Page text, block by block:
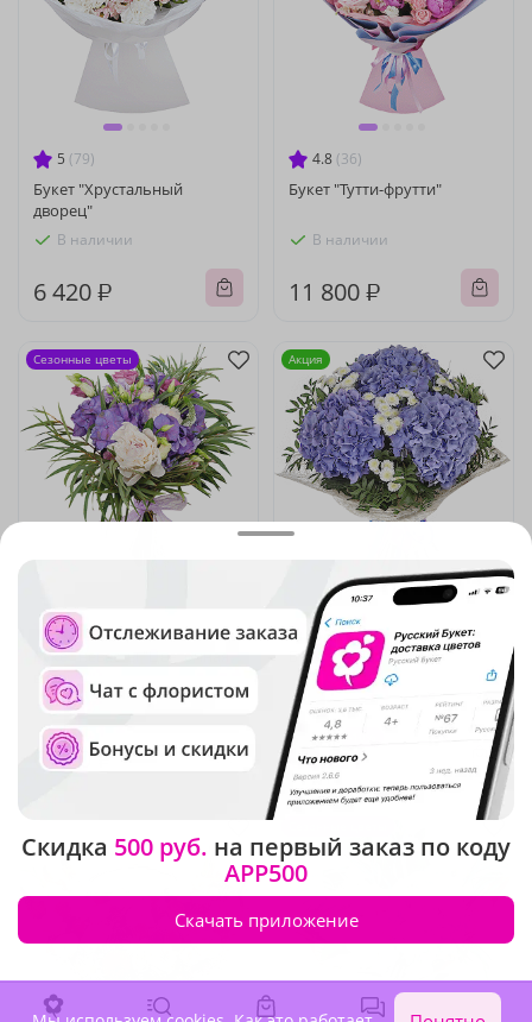
5 (79)
Букет "Хрустальный
дворец"
В наличии
6 420 ₽
4.8 (36)
Букет "Тутти-фрутти"
В наличии
11 800 ₽
5(15)
Букет невесты "Цветочная
вуаль"
В наличии
6 070 ₽
Сезонные цветы
4.9(344)
Букет "Седьмое небо"
В наличии
6 920 ₽
6 230 ₽
Акция
Скидка 500 руб. на первый заказ по коду
APP500
Скачать приложение